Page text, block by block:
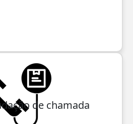
de chamada